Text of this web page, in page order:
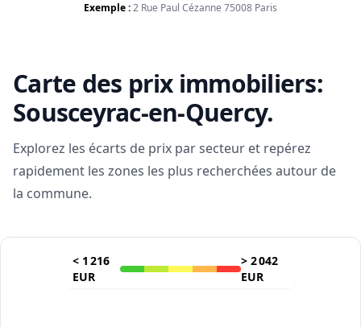
Exemple :2 Rue Paul Cézanne 75008 Paris
Carte des prix immobiliers:
Sousceyrac-en-Quercy.
Explorez les écarts de prix par secteur et repérez
rapidement les zones les plus recherchées autour de
la commune.
< 1 216
EUR
> 2 042
EUR